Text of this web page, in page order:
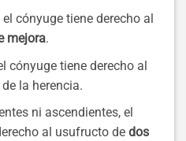
cónyuge tiene derecho al
mejora.
cónyuge tiene derecho al
la herencia.
ni ascendientes, el
al usufructo de dos